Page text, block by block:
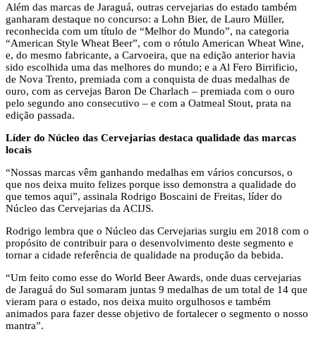
Além das marcas de Jaraguá, outras cervejarias do estado também
ganharam destaque no concurso: a Lohn Bier, de Lauro Müller,
reconhecida com um título de “Melhor do Mundo”, na categoria
“American Style Wheat Beer”, com o rótulo American Wheat Wine,
e, do mesmo fabricante, a Carvoeira, que na edição anterior havia
sido escolhida uma das melhores do mundo; e a Al Fero Birrificio,
de Nova Trento, premiada com a conquista de duas medalhas de
ouro, com as cervejas Baron De Charlach – premiada com o ouro
pelo segundo ano consecutivo – e com a Oatmeal Stout, prata na
edição passada.
Líder do Núcleo das Cervejarias destaca qualidade das marcas
locais
“Nossas marcas vêm ganhando medalhas em vários concursos, o
que nos deixa muito felizes porque isso demonstra a qualidade do
que temos aqui”, assinala Rodrigo Boscaini de Freitas, líder do
Núcleo das Cervejarias da ACIJS.
Rodrigo lembra que o Núcleo das Cervejarias surgiu em 2018 com o
propósito de contribuir para o desenvolvimento deste segmento e
tornar a cidade referência de qualidade na produção da bebida.
“Um feito como esse do World Beer Awards, onde duas cervejarias
de Jaraguá do Sul somaram juntas 9 medalhas de um total de 14 que
vieram para o estado, nos deixa muito orgulhosos e também
animados para fazer desse objetivo de fortalecer o segmento o nosso
mantra”.